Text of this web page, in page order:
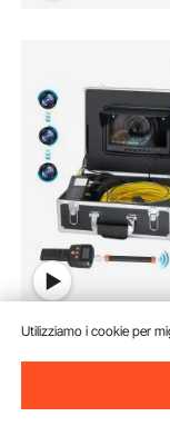
Utilizziamo i cookie per